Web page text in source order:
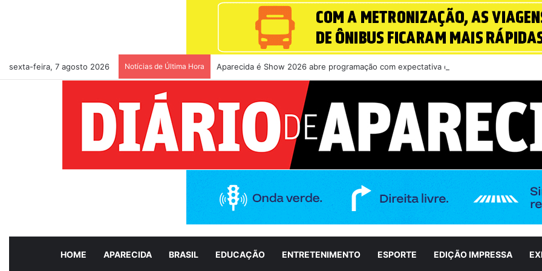
sexta-feira, 7 agosto 2026 Notícias de Última Hora Aparecida é Show 2026 abre programação com expectativa de grande público nesta
HOME APARECIDA BRASIL EDUCAÇÃO ENTRETENIMENTO ESPORTE EDIÇÃO IMPRESSA